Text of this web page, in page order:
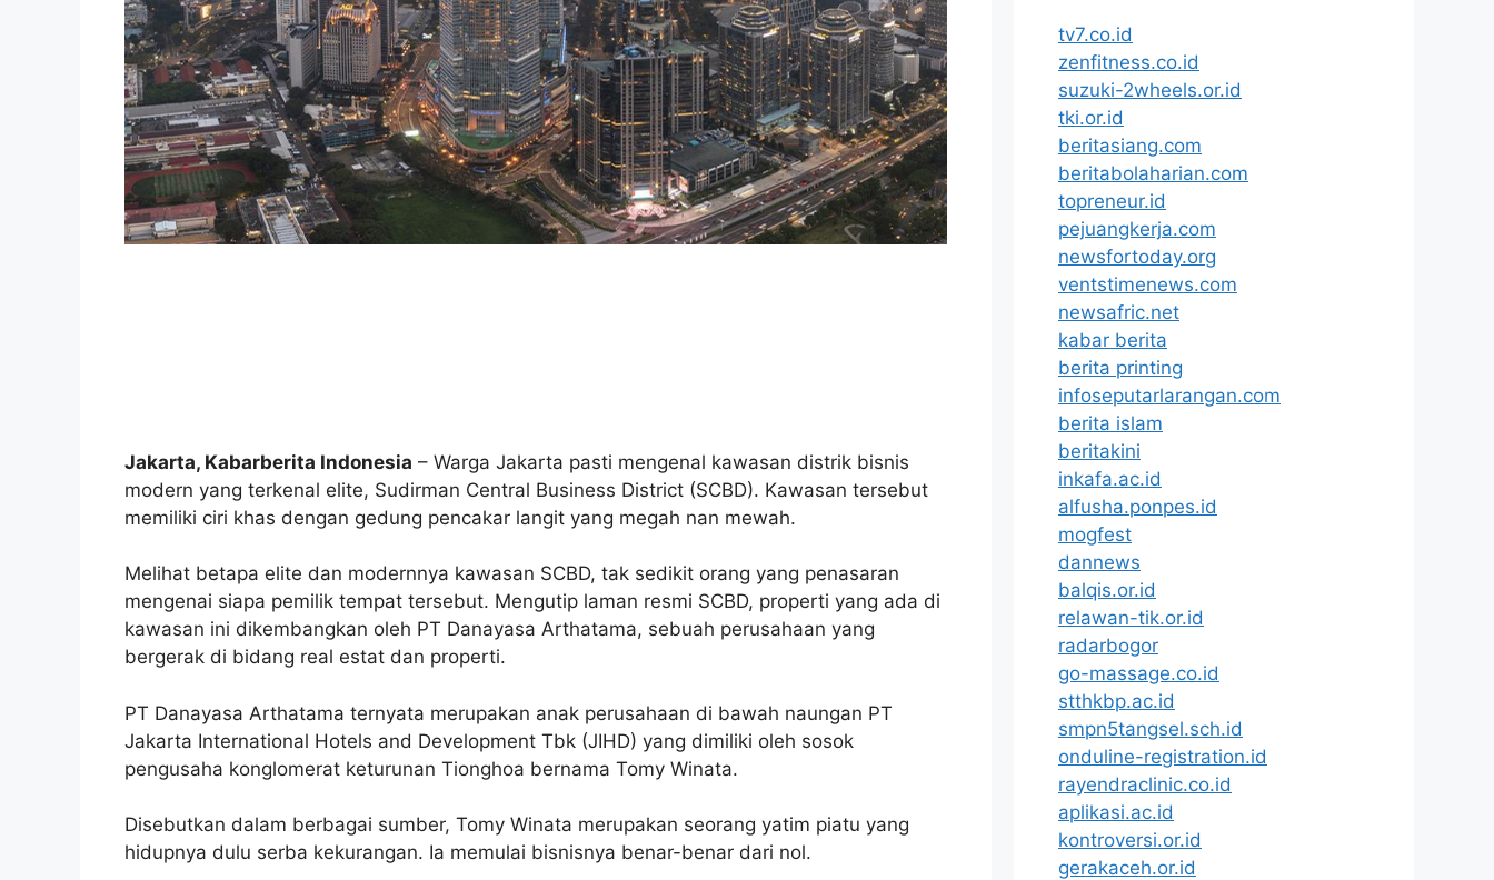
Jakarta, Kabarberita Indonesia – Warga Jakarta pasti mengenal kawasan distrik bisnis
modern yang terkenal elite, Sudirman Central Business District (SCBD). Kawasan tersebut
memiliki ciri khas dengan gedung pencakar langit yang megah nan mewah.
Melihat betapa elite dan modernnya kawasan SCBD, tak sedikit orang yang penasaran
mengenai siapa pemilik tempat tersebut. Mengutip laman resmi SCBD, properti yang ada di
kawasan ini dikembangkan oleh PT Danayasa Arthatama, sebuah perusahaan yang
bergerak di bidang real estat dan properti.
PT Danayasa Arthatama ternyata merupakan anak perusahaan di bawah naungan PT
Jakarta International Hotels and Development Tbk (JIHD) yang dimiliki oleh sosok
pengusaha konglomerat keturunan Tionghoa bernama Tomy Winata.
Disebutkan dalam berbagai sumber, Tomy Winata merupakan seorang yatim piatu yang
hidupnya dulu serba kekurangan. Ia memulai bisnisnya benar-benar dari nol.
tv7.co.id
zenfitness.co.id
suzuki-2wheels.or.id
tki.or.id
beritasiang.com
beritabolaharian.com
topreneur.id
pejuangkerja.com
newsfortoday.org
ventstimenews.com
newsafric.net
kabar berita
berita printing
infoseputarlarangan.com
berita islam
beritakini
inkafa.ac.id
alfusha.ponpes.id
mogfest
dannews
balqis.or.id
relawan-tik.or.id
radarbogor
go-massage.co.id
stthkbp.ac.id
smpn5tangsel.sch.id
onduline-registration.id
rayendraclinic.co.id
aplikasi.ac.id
kontroversi.or.id
gerakaceh.or.id